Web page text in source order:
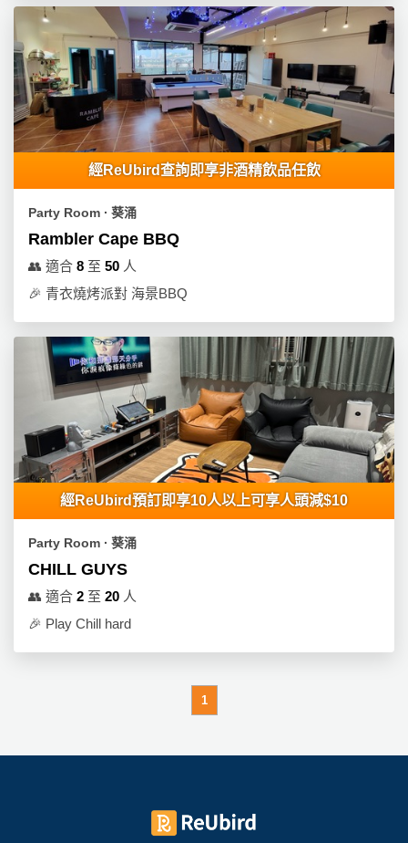
經ReUbird查詢即享非酒精飲品任飲
Party Room ∙ 葵涌
Rambler Cape BBQ
👥 適合 8 至 50 人
🎉 青衣燒烤派對 海景BBQ
經ReUbird預訂即享10人以上可享人頭減$10
Party Room ∙ 葵涌
CHILL GUYS
👥 適合 2 至 20 人
🎉 Play Chill hard
1